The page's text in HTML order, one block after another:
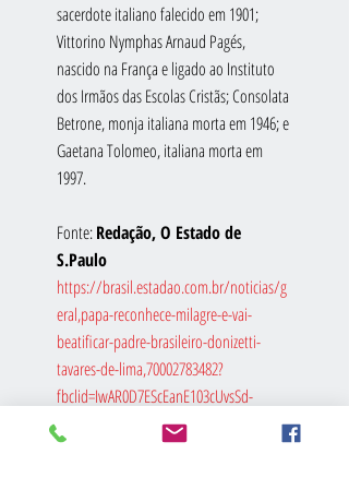
sacerdote italiano falecido em 1901;
Vittorino Nymphas Arnaud Pagés,
nascido na França e ligado ao Instituto
dos Irmãos das Escolas Cristãs; Consolata
Betrone, monja italiana morta em 1946; e
Gaetana Tolomeo, italiana morta em
1997.
Fonte: Redação, O Estado de
S.Paulo
https://brasil.estadao.com.br/noticias/g
eral,papa-reconhece-milagre-e-vai-
beatificar-padre-brasileiro-donizetti-
tavares-de-lima,70002783482?
fbclid=IwAR0D7EScEanE103cUvsSd-
xOicM1h572hkqD9AXAYQonKdwOvtlZyrJrQ
ss